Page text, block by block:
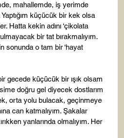
mahallemde, iş yerimde
küçücük bir kek olsa
Hatta kekin adını ‘çikolata
bir tat bırakmalıyım.
sonunda o tam bir ‘hayat
gecede küçücük bir ışık olsam
doğru gel diyecek dostlarım
orta yolu bulacak, geçinmeye
can katmalıyım. Şakalar
yanlarında olmalıyım. Her